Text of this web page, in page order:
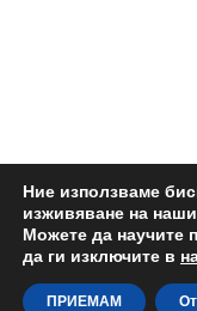
Ние използваме
изживяване на
Можете да научите
да ги изключите в
ПРИЕМАМ